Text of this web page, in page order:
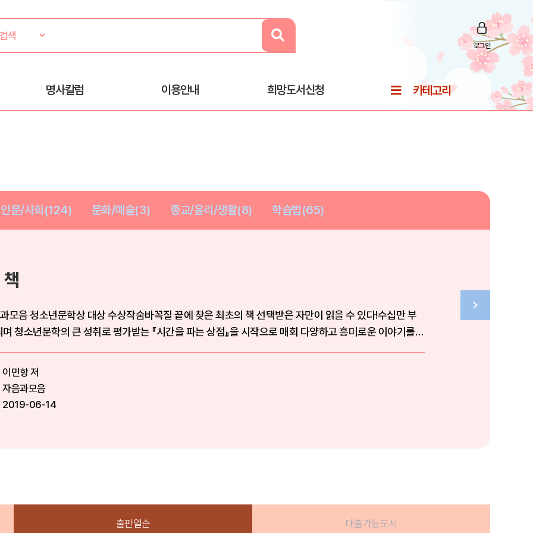
로그인
명사칼럼 이용안내 희망도서신청 카테고리
인문/사회(124) 문화/예술(3) 종교/윤리/생활(8) 학습법(65)
모음 청소년문학상 대상 수상작숨바꼭질 끝에 찾은 최초의 책 선택받은 자만이 읽을 수 있다!수십만 부
청소년문학의 큰 성취로 평가받는 『시간을 파는 상점』을 시작으로 매회 다양하고 흥미로운 이야기를
이민항 저
자음과모음
2019-06-14
출판일순 대출가능도서